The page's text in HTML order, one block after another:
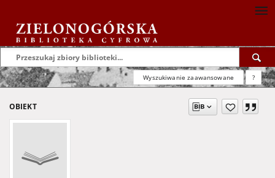
Wyszukiwanie zaawansowane ?
OBIEKT